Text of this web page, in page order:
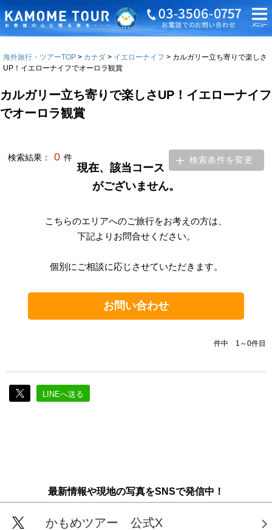
海外旅行・ツアーTOP カナダ イエローナイフ
カルガリー立ち寄りで楽しさ
UP！イエローナイフでオーロラ観賞
カルガリー立ち寄りで楽しさUP！イエローナイフ
でオーロラ観賞
検索結果： 0 件 検索条件を変更
現在、該当コース
がございません。
こちらのエリアへのご旅行をお考えの方は、
下記よりお問合せください。
個別にご相談に応じさせていただきます。
お問い合わせ
件中 1～0件目
LINEへ送る
最新情報や現地の写真をSNSで発信中！
かもめツアー 公式X